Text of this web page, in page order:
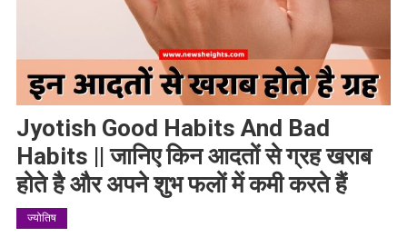
Jyotish Good Habits And Bad
Habits || जानिए किन आदतों से ग्रह खराब
होते है और अपने शुभ फलों में कमी करते हैं
ज्योतिष